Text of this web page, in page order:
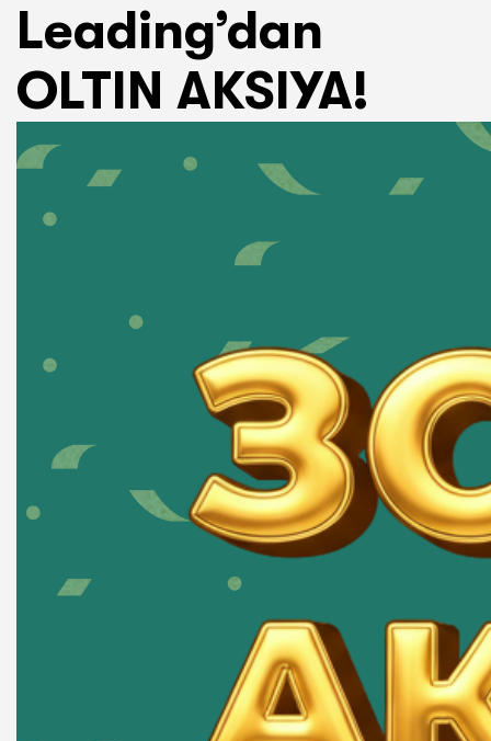
Leading’dan
OLTIN AKSIYA!